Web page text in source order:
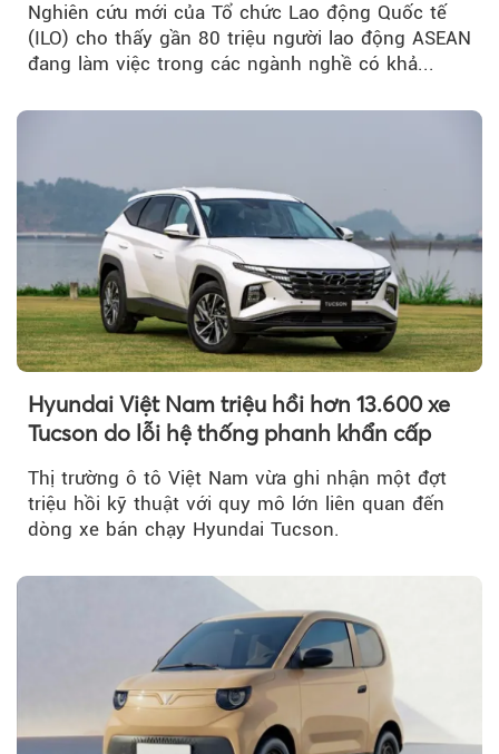
Nghiên cứu mới của Tổ chức Lao động Quốc tế
(ILO) cho thấy gần 80 triệu người lao động ASEAN
đang làm việc trong các ngành nghề có khả...
Hyundai Việt Nam triệu hồi hơn 13.600 xe
Tucson do lỗi hệ thống phanh khẩn cấp
Thị trường ô tô Việt Nam vừa ghi nhận một đợt
triệu hồi kỹ thuật với quy mô lớn liên quan đến
dòng xe bán chạy Hyundai Tucson.